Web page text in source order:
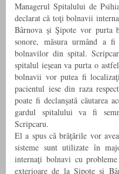
Managerul Spitalului de
declarat că toţi bolnavii
Bârnova şi Şipote vor purta
sonore, măsura urmând a
bolnavilor din spital.
spitalul ieşean va purta o
bolnavii vor putea fi
pacientul iese din raza
poate fi declanşată căutarea
gardul spitalului va fi
Scripcaru.
El a spus că brăţările vor
sisteme sunt utilizate în
internaţi bolnavi cu
exterioare de la Şipote şi